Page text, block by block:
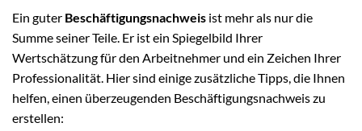
Ein guter Beschäftigungsnachweis ist mehr als nur die
Summe seiner Teile. Er ist ein Spiegelbild Ihrer
Wertschätzung für den Arbeitnehmer und ein Zeichen Ihrer
Professionalität. Hier sind einige zusätzliche Tipps, die Ihnen
helfen, einen überzeugenden Beschäftigungsnachweis zu
erstellen: